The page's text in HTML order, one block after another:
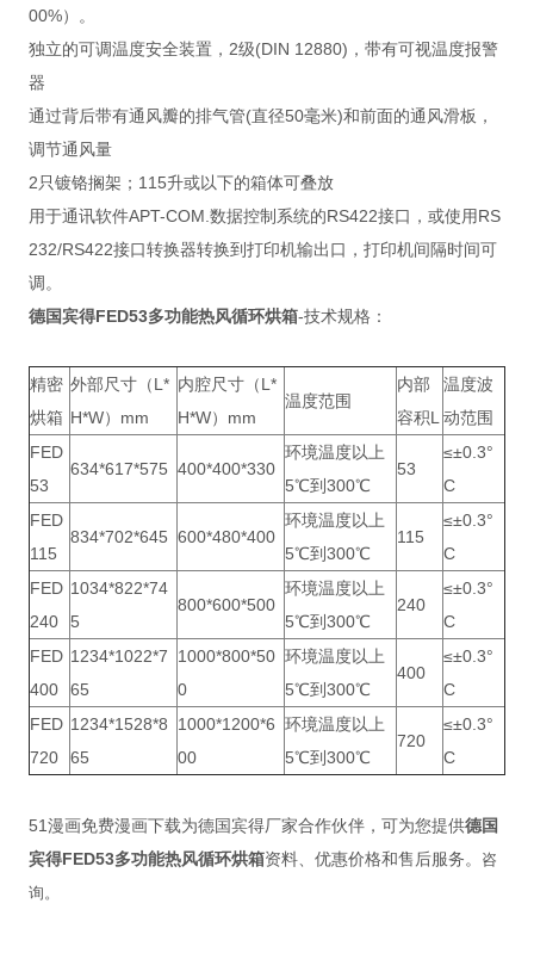
00%）。
独立的可调温度安全装置，2级(DIN 12880)，带有可视温度报警
器
通过背后带有通风瓣的排气管(直径50毫米)和前面的通风滑板，
调节通风量
2只镀铬搁架；115升或以下的箱体可叠放
用于通讯软件APT-COM.数据控制系统的RS422接口，或使用RS
232/RS422接口转换器转换到打印机输出口，打印机间隔时间可
调。
德国宾得FED53多功能热风循环烘箱-技术规格：
精密
烘箱
外部尺寸（L*
H*W）mm
内腔尺寸（L*
H*W）mm
温度范围
内部
容积L
温度波
动范围
FED
53
634*617*575 400*400*330
环境温度以上
5℃到300℃
53
≤±0.3°
C
FED
115
834*702*645 600*480*400
环境温度以上
5℃到300℃
115
≤±0.3°
C
FED
240
1034*822*74
5
800*600*500
环境温度以上
5℃到300℃
240
≤±0.3°
C
FED
400
1234*1022*7
65
1000*800*50
0
环境温度以上
5℃到300℃
400
≤±0.3°
C
FED
720
1234*1528*8
65
1000*1200*6
00
环境温度以上
5℃到300℃
720
≤±0.3°
C
51漫画免费漫画下载为德国宾得厂家合作伙伴，可为您提供德国
宾得FED53多功能热风循环烘箱资料、优惠价格和售后服务。
咨
询。